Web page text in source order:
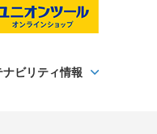
ナビリティ情報